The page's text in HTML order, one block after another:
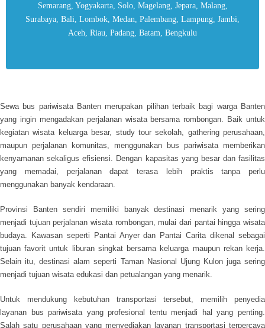
Semarang, Yogyakarta, Solo, Magelang, Jepara, Malang,
Surabaya, Bali, Lombok, Medan, Palembang, Lampung, Jambi,
Aceh, Riau, Padang, Batam, Bengkulu
Sewa bus pariwisata Banten merupakan pilihan terbaik bagi warga Banten
yang ingin mengadakan perjalanan wisata bersama rombongan. Baik untuk
kegiatan wisata keluarga besar, study tour sekolah, gathering perusahaan,
maupun perjalanan komunitas, menggunakan bus pariwisata memberikan
kenyamanan sekaligus efisiensi. Dengan kapasitas yang besar dan fasilitas
yang memadai, perjalanan dapat terasa lebih praktis tanpa perlu
menggunakan banyak kendaraan.
Provinsi Banten sendiri memiliki banyak destinasi menarik yang sering
menjadi tujuan perjalanan wisata rombongan, mulai dari pantai hingga wisata
budaya. Kawasan seperti Pantai Anyer dan Pantai Carita dikenal sebagai
tujuan favorit untuk liburan singkat bersama keluarga maupun rekan kerja.
Selain itu, destinasi alam seperti Taman Nasional Ujung Kulon juga sering
menjadi tujuan wisata edukasi dan petualangan yang menarik.
Untuk mendukung kebutuhan transportasi tersebut, memilih penyedia
layanan bus pariwisata yang profesional tentu menjadi hal yang penting.
Salah satu perusahaan yang menyediakan layanan transportasi terpercaya